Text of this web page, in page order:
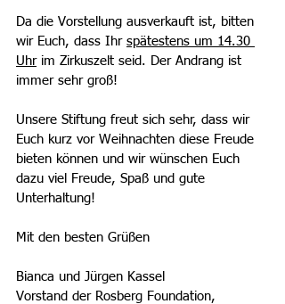
Da die Vorstellung ausverkauft ist, bitten
wir Euch, dass Ihr spätestens um 14.30
Uhr im Zirkuszelt seid. Der Andrang ist
immer sehr groß!
Unsere Stiftung freut sich sehr, dass wir
Euch kurz vor Weihnachten diese Freude
bieten können und wir wünschen Euch
dazu viel Freude, Spaß und gute
Unterhaltung!
Mit den besten Grüßen
Bianca und Jürgen Kassel
Vorstand der Rosberg Foundation,